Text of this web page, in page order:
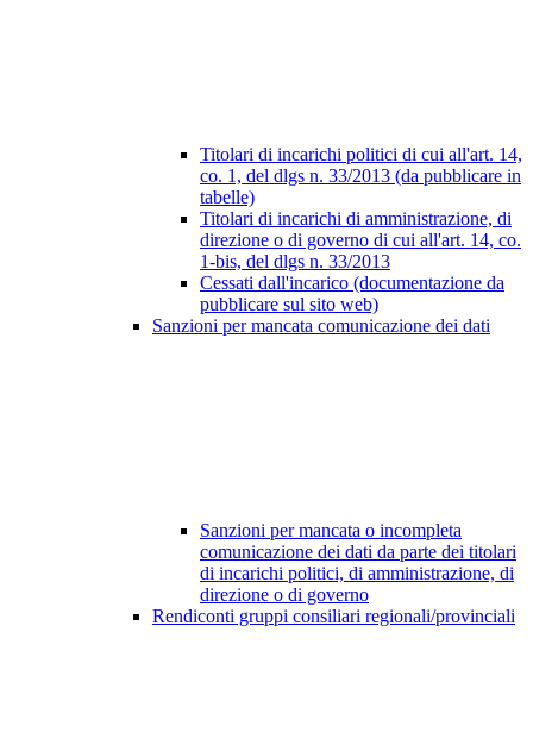
Titolari di incarichi politici di cui all'art. 14,
co. 1, del dlgs n. 33/2013 (da pubblicare in
tabelle)
Titolari di incarichi di amministrazione, di
direzione o di governo di cui all'art. 14, co.
1-bis, del dlgs n. 33/2013
Cessati dall'incarico (documentazione da
pubblicare sul sito web)
Sanzioni per mancata comunicazione dei dati
Sanzioni per mancata o incompleta
comunicazione dei dati da parte dei titolari
di incarichi politici, di amministrazione, di
direzione o di governo
Rendiconti gruppi consiliari regionali/provinciali